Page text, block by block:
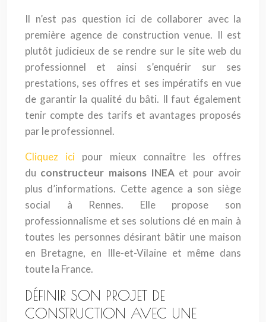
Il n’est pas question ici de collaborer avec la
première agence de construction venue. Il est
plutôt judicieux de se rendre sur le site web du
professionnel et ainsi s’enquérir sur ses
prestations, ses offres et ses impératifs en vue
de garantir la qualité du bâti. Il faut également
tenir compte des tarifs et avantages proposés
par le professionnel.
Cliquez icipour mieux connaître les offres
du constructeur maisons INEA et pour avoir
plus d’informations. Cette agence a son siège
social à Rennes. Elle propose son
professionnalisme et ses solutions clé en main à
toutes les personnes désirant bâtir une maison
en Bretagne, en Ille-et-Vilaine et même dans
toute la France.
DÉFINIR SON PROJET DE
CONSTRUCTION AVEC UNE